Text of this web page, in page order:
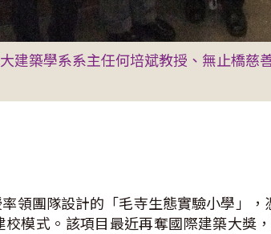
建築學系系主任何培斌教授、無止橋
領團隊設計的「毛寺生態實驗小學」
模式。該項目最近再奪國際建築大獎